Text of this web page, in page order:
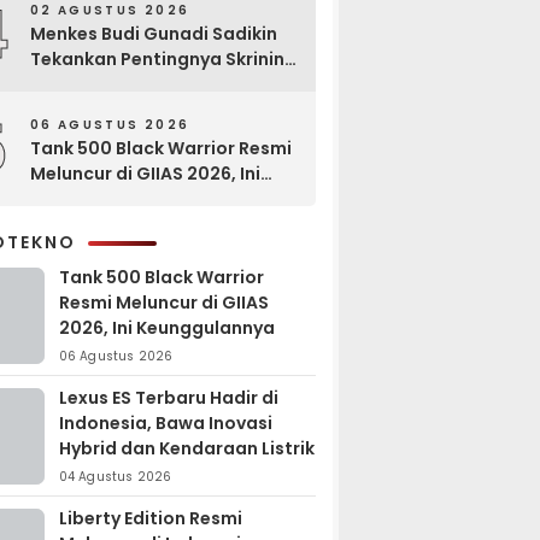
02 AGUSTUS 2026
Menkes Budi Gunadi Sadikin
Tekankan Pentingnya Skrining
06 AGUSTUS 2026
Tank 500 Black Warrior Resmi
Meluncur di GIIAS 2026, Ini
Tank 500 Black Warrior
Resmi Meluncur di GIIAS
2026, Ini Keunggulannya
06 Agustus 2026
Lexus ES Terbaru Hadir di
Indonesia, Bawa Inovasi
Hybrid dan Kendaraan Listrik
04 Agustus 2026
Liberty Edition Resmi